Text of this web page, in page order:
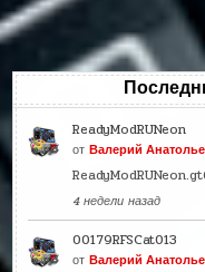
ReadyModRUNeon
отВалерий
4 недели назад
00179RFSCat013
отВалерий